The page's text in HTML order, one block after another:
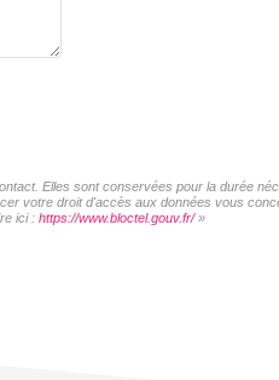
Elles sont conservées pour la durée
votre droit d'accès aux données vous
ici : https://www.bloctel.gouv.fr/»